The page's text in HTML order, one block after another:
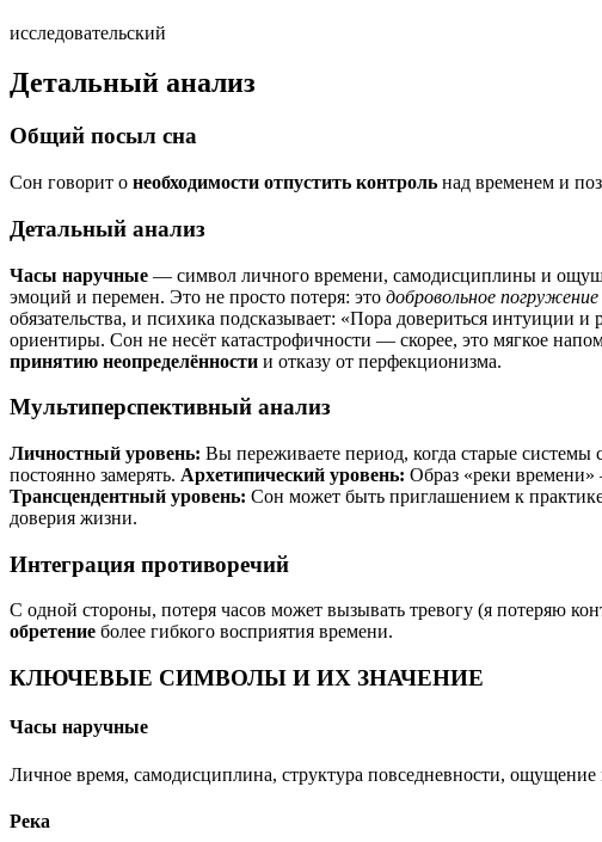
исследовательский
Детальный анализ
Общий посыл сна
Сон говорит о необходимости отпустить контроль над временем и
Детальный анализ
Часы наручные — символ личного времени, самодисциплины и
эмоций и перемен. Это не просто потеря: это добровольное погружение
обязательства, и психика подсказывает: «Пора довериться
ориентиры. Сон не несёт катастрофичности — скорее, это мягкое
принятию неопределённости и отказу от перфекционизма.
Мультиперспективный анализ
Личностный уровень: Вы переживаете период, когда старые системы
постоянно замерять. Архетипический уровень: Образ «реки времени»
Трансцендентный уровень: Сон может быть приглашением к практике
доверия жизни.
Интеграция противоречий
С одной стороны, потеря часов может вызывать тревогу (я потеряю
обретение более гибкого восприятия времени.
КЛЮЧЕВЫЕ СИМВОЛЫ И ИХ ЗНАЧЕНИЕ
Часы наручные
Личное время, самодисциплина, структура повседневности,
Река